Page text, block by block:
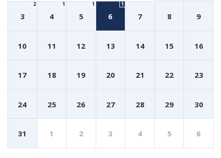
3
2
4
1
5
1
6
1
7 8 9
10 11 12 13 14 15 16
17 18 19 20 21 22 23
24 25 26 27 28 29 30
31 1 2 3 4 5 6